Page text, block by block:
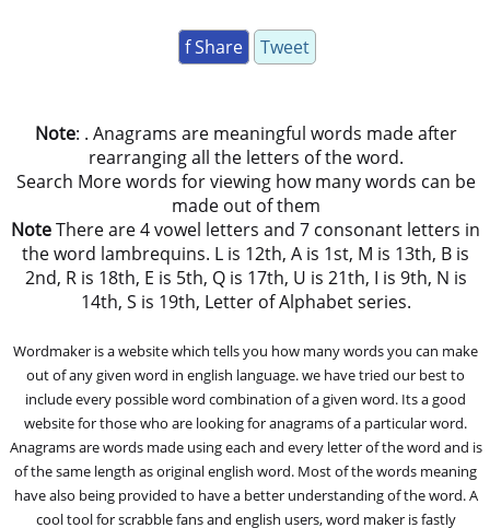
f Share Tweet
Note: . Anagrams are meaningful words made after
rearranging all the letters of the word.
Search More words for viewing how many words can be
made out of them
NoteThere are 4 vowel letters and 7 consonant letters in
the word lambrequins. L is 12th, A is 1st, M is 13th, B is
2nd, R is 18th, E is 5th, Q is 17th, U is 21th, I is 9th, N is
14th, S is 19th, Letter of Alphabet series.
Wordmaker is a website which tells you how many words you can make
out of any given word in english language. we have tried our best to
include every possible word combination of a given word. Its a good
website for those who are looking for anagrams of a particular word.
Anagrams are words made using each and every letter of the word and is
of the same length as original english word. Most of the words meaning
have also being provided to have a better understanding of the word. A
cool tool for scrabble fans and english users, word maker is fastly